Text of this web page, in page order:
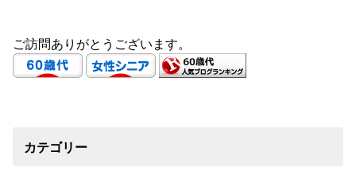
ご訪問ありがとうございます。
カテゴリー